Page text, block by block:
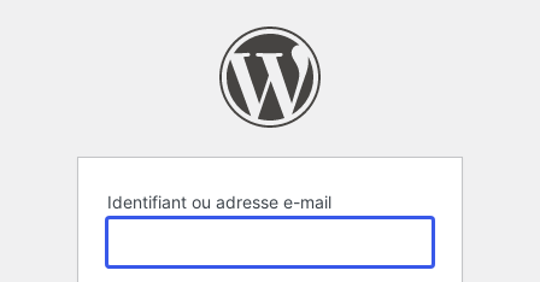
Identifiant ou adresse e-mail